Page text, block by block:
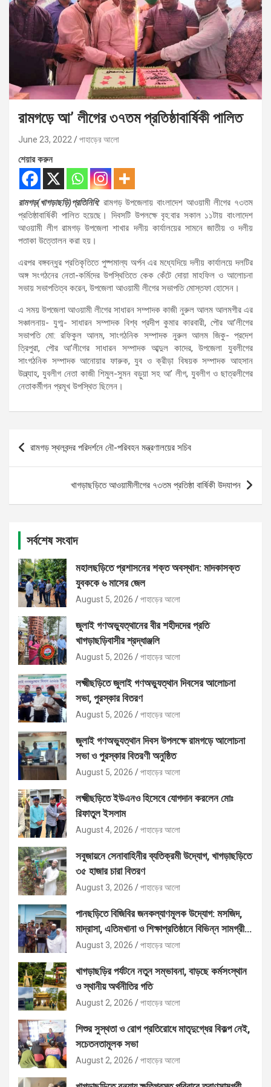
রামগড়ে আ’ লীগের ৩৭তম প্রতিষ্ঠাবার্ষিকী পালিত
June 23, 2022 পাহাড়ের আলো
শেয়ার করুন
রামগড়(খাগড়াছড়ি)প্রতিনিধি: রামগড় উপজেলায় বাংলাদেশ আওয়ামী লীগের ৭৩তম
প্রতিষ্ঠাবার্ষিকী পালিত হয়েছে। দিবসটি উপলক্ষে বৃহ:বার সকাল ১১টায় বাংলাদেশ
আওয়ামী লীগ রামগড় উপজেলা শাখার দলীয় কার্যালয়ের সামনে জাতীয় ও দলীয়
পতাকা উত্তোলন করা হয়।
এরপর বঙ্গবন্ধুর প্রতিকৃতিতে পুষ্পমাল্য অর্পন এর মধ্যেদিয়ে দলীয় কার্যালয়ে দলটির
অঙ্গ সংগঠনের নেতা-কর্মিদের উপস্থিতিতে কেক কেঁটে দোয়া মাহফিল ও আলোচনা
সভায় সভাপতিত্ব করেন, উপজেলা আওয়ামী লীগের সভাপতি মোস্তফা হোসেন।
এ সময় উপজেলা আওয়ামী লীগের সাধারন সম্পাদক কাজী নুরুল আলম আলমগীর এর
সঞ্চালনায়- যুগ্ম- সাধারন সম্পাদক বিশ্ব প্রদীপ কুমার কারবারী, পৌর আ’লীগের
সভাপতি মো: রফিকুল আলম, সাংগঠনিক সম্পাদক নুরুল আলম জিকু- প্রদেশ
ত্রিপুরা, পৌর আ’লীগের সাধারন সম্পাদক আব্দুল কাদের, উপজেলা যুবলীগের
সাংগঠনিক সম্পাদক আনোয়ার ফারুক, যুব ও ক্রীড়া বিষয়ক সম্পাদক আহসান
উল্ল্যাহ, যুবলীগ নেতা কাজী শিমুল-সুমন বড়ুয়া সহ আ’ লীগ, যুবলীগ ও ছাত্রলীগের
নেতাকর্মীগন প্রমূখ উপস্থিত ছিলেন।
Post
navigation
রামগড় স্থলবন্দর পরিদর্শনে নৌ-পরিবহন মন্ত্রণালয়ের সচিব
খাগড়াছড়িতে আওয়ামীলীগের ৭৩তম প্রতিষ্ঠা বার্ষিকী উদযাপন
সর্বশেষ সংবাদ
মহালছড়িতে প্রশাসনের শক্ত অবস্থান: মাদকাসক্ত
যুবককে ৬ মাসের জেল
August 5, 2026 পাহাড়ের আলো
জুলাই গণঅভ্যুত্থানের বীর শহীদদের প্রতি
খাগড়াছড়িবাসীর শ্রদ্ধাঞ্জলি
August 5, 2026 পাহাড়ের আলো
লক্ষ্মীছড়িতে জুলাই গণঅভ্যুত্থান দিবসের আলোচনা
সভা, পুরস্কার বিতরণ
August 5, 2026 পাহাড়ের আলো
জুলাই গণঅভ্যুত্থান দিবস উপলক্ষে রামগড়ে আলোচনা
সভা ও পুরস্কার বিতরণী অনুষ্ঠিত
August 5, 2026 পাহাড়ের আলো
লক্ষ্মীছড়িতে ইউএনও হিসেবে যোগদান করলেন মোঃ
রিফাতুল ইসলাম
August 4, 2026 পাহাড়ের আলো
সবুজায়নে সেনাবাহিনীর ব্যতিক্রমী উদ্যোগ, খাগড়াছড়িতে
৩৫ হাজার চারা বিতরণ
August 3, 2026 পাহাড়ের আলো
পানছড়িতে বিজিবির জনকল্যাণমূলক উদ্যোগ: মসজিদ,
মাদ্রাসা, এতিমখানা ও শিক্ষাপ্রতিষ্ঠানে বিভিন্ন সামগ্রী
বিতরণ
August 3, 2026 পাহাড়ের আলো
খাগড়াছড়ির পর্যটনে নতুন সম্ভাবনা, বাড়ছে কর্মসংস্থান
ও স্থানীয় অর্থনীতির গতি
August 2, 2026 পাহাড়ের আলো
শিশুর সুস্থতা ও রোগ প্রতিরোধে মাতৃদুগ্ধের বিকল্প নেই,
সচেতনতামূলক সভা
August 2, 2026 পাহাড়ের আলো